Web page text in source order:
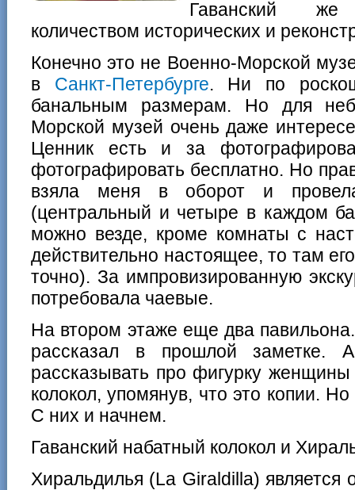
Гаванский
количеством исторических и
Конечно это не Военно-Морской
в Санкт-Петербурге. Ни по
банальным размерам. Но для
Морской музей очень даже
Ценник есть и за
фотографировать бесплатно. Но
взяла меня в оборот и
(центральный и четыре в каждом
можно везде, кроме комнаты с
действительно настоящее, то там
точно). За импровизированную
потребовала чаевые.
На втором этаже еще два
рассказал в прошлой
рассказывать про фигурку
колокол, упомянув, что это копии.
С них и начнем.
Гаванский набатный колокол и
Хиральдилья (La Giraldilla) является